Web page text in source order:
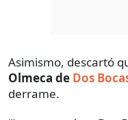
Asimismo, descartó
Olmeca de Dos
derrame.